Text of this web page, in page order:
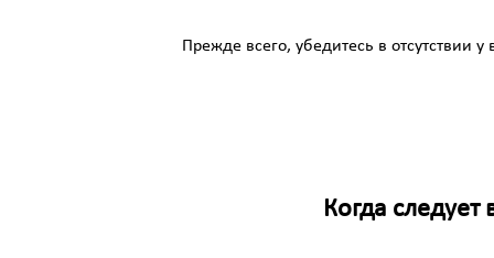
Прежде всего, убедитесь в отсутствии
Когда